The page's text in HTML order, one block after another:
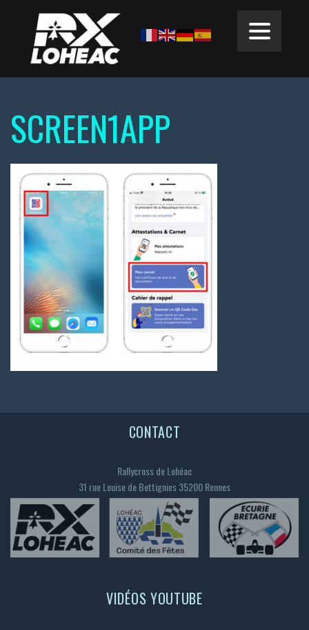
SCREEN1APP
CONTACT
Rallycross de Lohéac
31 rue Louise de Bettignies 35200 Rennes
VIDÉOS YOUTUBE